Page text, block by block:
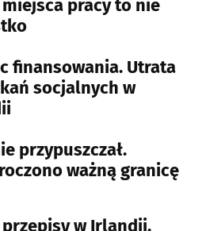
pracy to nie
finansowania. Utrata
socjalnych w
przypuszczał.
ważną granicę
przepisy w Irlandii.